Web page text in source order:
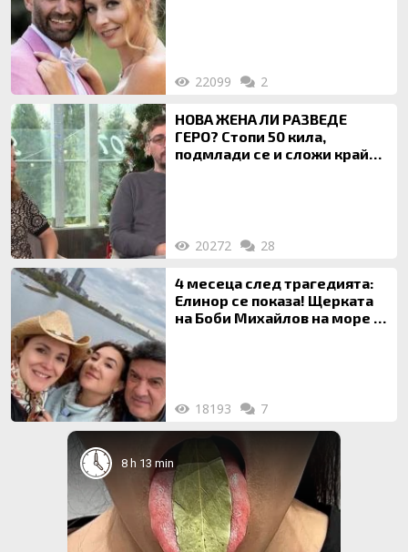
22099 2
НОВА ЖЕНА ЛИ РАЗВЕДЕ
ГЕРО? Стопи 50 кила,
подмлади се и сложи край
20272 28
4 месеца след трагедията:
Елинор се показа! Щерката
на Боби Михайлов на море с
18193 7
8 h 13 min